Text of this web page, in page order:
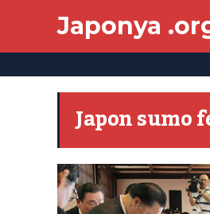
Japonya
Japon sumo